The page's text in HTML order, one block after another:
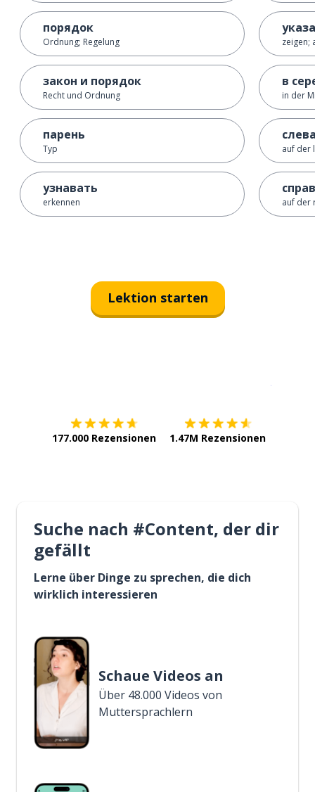
порядок
Ordnung; Regelung
закон и порядок
Recht und Ordnung
парень
Typ
узнавать
erkennen
zeigen;
в
in der
auf der
auf der
Lektion starten
177.000 Rezensionen 1.47M Rezensionen
Suche nach #Content, der dir
gefällt
Lerne über Dinge zu sprechen, die dich
wirklich interessieren
Schaue Videos an
Über 48.000 Videos von
Muttersprachlern